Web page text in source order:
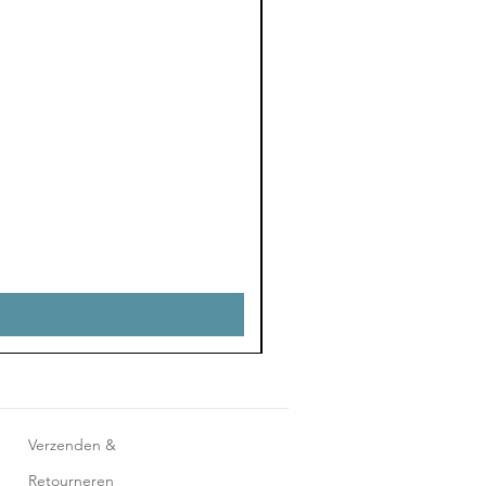
Verzenden &
Retourneren